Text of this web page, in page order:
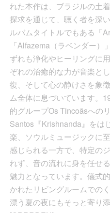
れた本作は、ブラジルの土
探求を通じて、聴く者を深
ルバムタイトルでもある「
「Alfazema（ラベンダー
ずれも浄化やヒーリングに
ぞれの治癒的な力が音楽と
復、そして心の静けさを象
ム全体に息づいています。
的グループOs Tincoãsへの
Santos『Krishnanda』をは
楽、ソウルミュージックに
感じられる一方で、特定の
れず、音の流れに身を任せ
魅力となっています。儀式
かれたリビングルームでの
漂う夏の夜にもそっと寄り